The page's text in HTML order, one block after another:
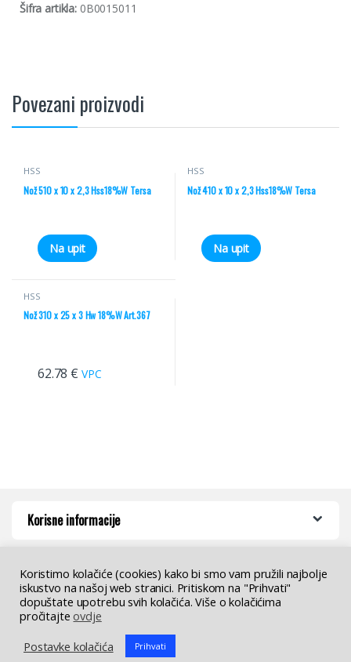
Šifra artikla: 0B0015011
Povezani proizvodi
HSS
Nož 510 x 10 x 2,3 Hss18%W Tersa
Na upit
HSS
Nož 410 x 10 x 2,3 Hss18%W Tersa
Na upit
HSS
Nož 310 x 25 x 3 Hw 18%W Art.367
62.78 € VPC
Korisne informacije
Imate pitanja ? Nazovite nas!
+385 (01) 2983 130
Koristimo kolačiće (cookies) kako bi smo vam pružili najbolje
iskustvo na našoj web stranici. Pritiskom na "Prihvati"
dopuštate upotrebu svih kolačića. Više o kolačićima
pročitajteovdje
Postavke kolačića
Prihvati